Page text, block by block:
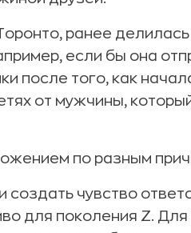
ранее
если бы она
после того, как
от мужчины,
по разным
чувство
для поколения Z. Для